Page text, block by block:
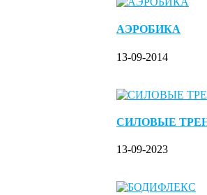
АЭРОБИКА
13-09-2014
СИЛОВЫЕ
13-09-2023